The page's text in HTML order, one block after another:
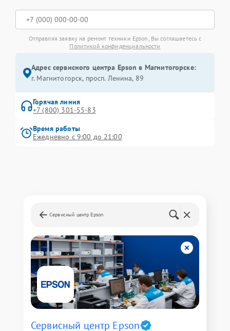
Отправляя заявку на ремонт техники Epson, Вы соглашаетесь с
Политикой конфиденциальности
Адрес сервисного центра Epson в Магнитогорске:
г. Магнитогорск, просп. Ленина, 89
Горячая линия
+7 (800) 301-55-83
Время работы
Ежедневно с 9:00 до 21:00
Сервисный центр Epson
Сервисный центр Epson